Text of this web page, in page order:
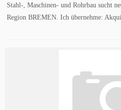
Stahl-, Maschinen- und Rohrbau sucht
Region BREMEN. Ich übernehme: